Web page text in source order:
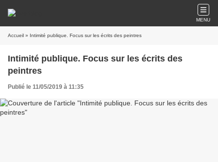
MENU
Accueil » Intimité publique. Focus sur les écrits des peintres
Intimité publique. Focus sur les écrits des
peintres
Publié le 11/05/2019 à 11:35